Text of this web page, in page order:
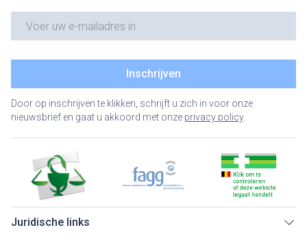
Inschrijven
Door op inschrijven te klikken, schrijft u zich in voor onze
nieuwsbrief en gaat u akkoord met onze privacy policy.
Juridische links